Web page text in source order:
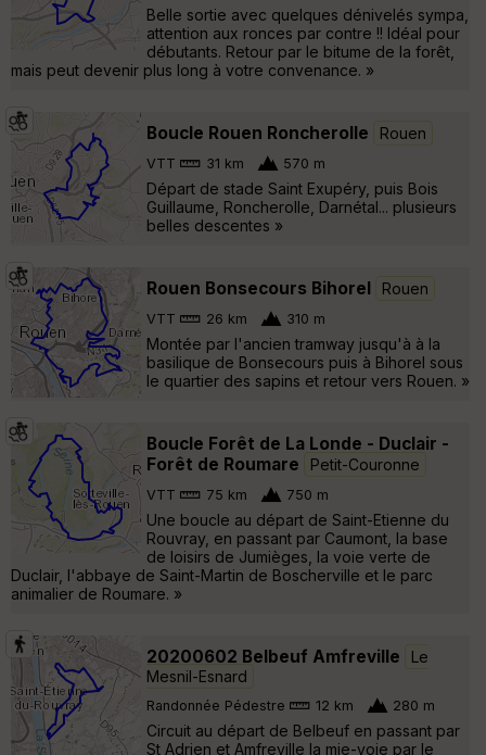
Belle sortie avec quelques dénivelés sympa,
attention aux ronces par contre !! Idéal pour
débutants. Retour par le bitume de la forêt,
mais peut devenir plus long à votre convenance. »
Boucle Rouen Roncherolle Rouen
VTT 31 km 570 m
Départ de stade Saint Exupéry, puis Bois
Guillaume, Roncherolle, Darnétal... plusieurs
belles descentes »
Rouen Bonsecours Bihorel Rouen
VTT 26 km 310 m
Montée par l'ancien tramway jusqu'à à la
basilique de Bonsecours puis à Bihorel sous
le quartier des sapins et retour vers Rouen. »
Boucle Forêt de La Londe - Duclair -
Forêt de Roumare
Petit-Couronne
VTT 75 km 750 m
Une boucle au départ de Saint-Etienne du
Rouvray, en passant par Caumont, la base
de loisirs de Jumièges, la voie verte de
Duclair, l'abbaye de Saint-Martin de Boscherville et le parc
animalier de Roumare. »
20200602 Belbeuf Amfreville
Le
Mesnil-Esnard
Randonnée Pédestre 12 km 280 m
Circuit au départ de Belbeuf en passant par
St Adrien et Amfreville la mie-voie par le